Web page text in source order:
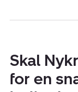
Skal
for en